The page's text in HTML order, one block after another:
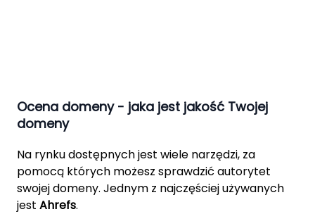
Ocena domeny - jaka jest jakość Twojej
domeny
Na rynku dostępnych jest wiele narzędzi, za
pomocą których możesz sprawdzić autorytet
swojej domeny. Jednym z najczęściej używanych
jest Ahrefs.